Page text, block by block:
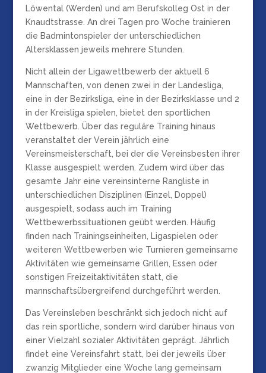
Löwental (Werden) und am Berufskolleg Ost in der
Knaudtstrasse. An drei Tagen pro Woche trainieren
die Badmintonspieler der unterschiedlichen
Altersklassen jeweils mehrere Stunden.
Nicht allein der Ligawettbewerb der aktuell 6
Mannschaften, von denen zwei in der Landesliga,
eine in der Bezirksliga, eine in der Bezirksklasse und 2
in der Kreisliga spielen, bietet den sportlichen
Wettbewerb. Über das reguläre Training hinaus
veranstaltet der Verein jährlich eine
Vereinsmeisterschaft, bei der die Vereinsbesten ihrer
Klasse ausgespielt werden. Zudem wird über das
gesamte Jahr eine vereinsinterne Rangliste in
unterschiedlichen Disziplinen (Einzel, Doppel)
ausgespielt, sodass auch im Training
Wettbewerbssituationen geübt werden. Häufig
finden nach Trainingseinheiten, Ligaspielen oder
weiteren Wettbewerben wie Turnieren gemeinsame
Aktivitäten wie gemeinsame Grillen, Essen oder
sonstigen Freizeitaktivitäten statt, die
mannschaftsübergreifend durchgeführt werden.
Das Vereinsleben beschränkt sich jedoch nicht auf
das rein sportliche, sondern wird darüber hinaus von
einer Vielzahl sozialer Aktivitäten geprägt. Jährlich
findet eine Vereinsfahrt statt, bei der jeweils über
zwanzig Mitglieder eine Woche lang gemeinsam